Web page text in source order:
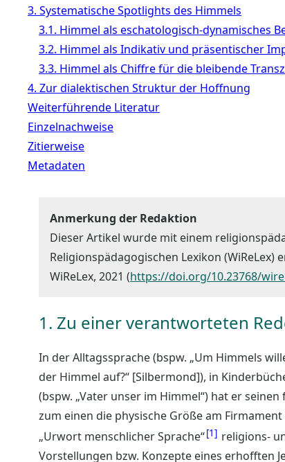
3. Systematische Spotlights des Himmels
3.1. Himmel als eschatologisch-dynamisches
3.2. Himmel als Indikativ und präsentischer
3.3. Himmel als Chiffre für die bleibende
4. Zur dialektischen Struktur der Hoffnung
Weiterführende Literatur
Einzelnachweise
Zitierweise
Metadaten
Anmerkung der Redaktion
Dieser Artikel wurde mit einem
Religionspädagogischen Lexikon (WiReLex)
WiReLex, 2021 (https://doi.org/10.23768/
1. Zu einer verantworteten
In der Alltagssprache (bspw. „Um Himmels
der Himmel auf?“ [Silbermond]), in
(bspw. „Vater unser im Himmel“) hat er
zum einen die physische Größe am
„Urwort menschlicher Sprache“ 1
religions-
Vorstellungen bzw. Konzepte eines erhofften